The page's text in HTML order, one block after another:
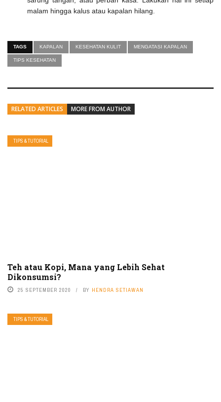
malam hingga kalus atau kapalan hilang.
TAGS KAPALAN KESEHATAN KULIT MENGATASI KAPALAN
TIPS KESEHATAN
RELATED ARTICLES MORE FROM AUTHOR
TIPS & TUTORIAL
Teh atau Kopi, Mana yang Lebih Sehat
Dikonsumsi?
25 SEPTEMBER 2020 BY HENDRA SETIAWAN
TIPS & TUTORIAL